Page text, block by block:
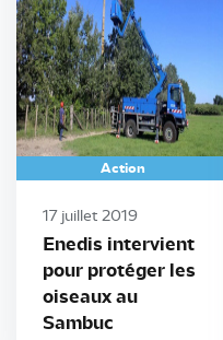
Action
17 juillet 2019
Enedis intervient
pour protéger les
oiseaux au
Sambuc